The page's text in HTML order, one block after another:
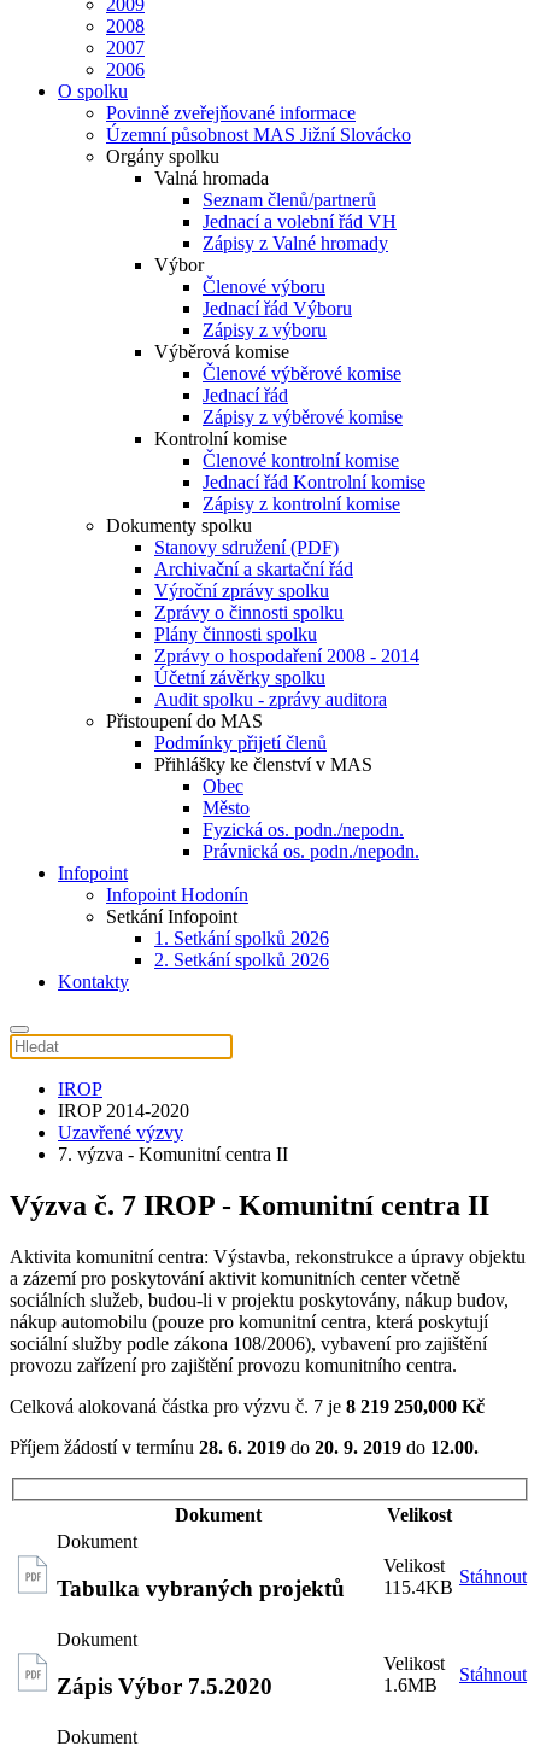
2009
2008
2007
2006
O spolku
Povinně zveřejňované informace
Územní působnost MAS Jižní Slovácko
Orgány spolku
Valná hromada
Seznam členů/partnerů
Jednací a volební řád VH
Zápisy z Valné hromady
Výbor
Členové výboru
Jednací řád Výboru
Zápisy z výboru
Výběrová komise
Členové výběrové komise
Jednací řád
Zápisy z výběrové komise
Kontrolní komise
Členové kontrolní komise
Jednací řád Kontrolní komise
Zápisy z kontrolní komise
Dokumenty spolku
Stanovy sdružení (PDF)
Archivační a skartační řád
Výroční zprávy spolku
Zprávy o činnosti spolku
Plány činnosti spolku
Zprávy o hospodaření 2008 - 2014
Účetní závěrky spolku
Audit spolku - zprávy auditora
Přistoupení do MAS
Podmínky přijetí členů
Přihlášky ke členství v MAS
Obec
Město
Fyzická os. podn./nepodn.
Právnická os. podn./nepodn.
Infopoint
Infopoint Hodonín
Setkání Infopoint
1. Setkání spolků 2026
2. Setkání spolků 2026
Kontakty
IROP
IROP 2014-2020
Uzavřené výzvy
7. výzva - Komunitní centra II
Výzva č. 7 IROP - Komunitní centra II
Aktivita komunitní centra: Výstavba, rekonstrukce a úpravy objektu
a zázemí pro poskytování aktivit komunitních center včetně
sociálních služeb, budou-li v projektu poskytovány, nákup budov,
nákup automobilu (pouze pro komunitní centra, která poskytují
sociální služby podle zákona 108/2006), vybavení pro zajištění
provozu zařízení pro zajištění provozu komunitního centra.
Celková alokovaná částka pro výzvu č. 7 je 8 219 250,000 Kč
Příjem žádostí v termínu 28. 6. 2019 do 20. 9. 2019 do 12.00.
Dokument Velikost
Tabulka vybraných projektů 115.4KB
Stáhnout
Zápis Výbor 7.5.2020 1.6MB
Stáhnout